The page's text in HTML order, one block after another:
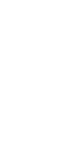
あらかじめご了